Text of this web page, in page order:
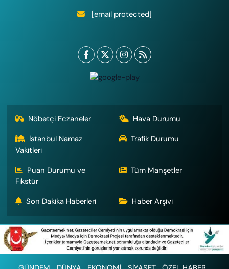
[email protected]
Nöbetçi Eczaneler
Hava Durumu
İstanbul Namaz
Vakitleri
Trafik Durumu
Puan Durumu ve
Fikstür
Tüm Manşetler
Son Dakika Haberleri Haber Arşivi